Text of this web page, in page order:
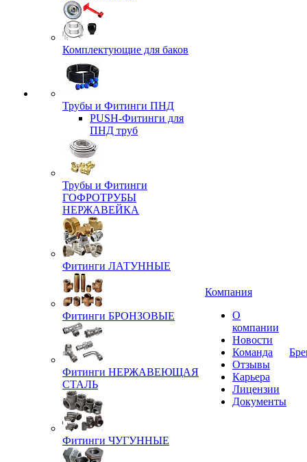
Комплектующие для баков
Трубы и Фитинги ПНД
PUSH-Фитинги для
ПНД труб
Трубы и Фитинги
ГОФРОТРУБЫ
НЕРЖАВЕЙКА
Фитинги ЛАТУННЫЕ
Фитинги БРОНЗОВЫЕ
Фитинги НЕРЖАВЕЮЩАЯ
СТАЛЬ
Фитинги ЧУГУННЫЕ
Компания
О
компании
Новости
Команда
Отзывы
Карьера
Лицензии
Документы